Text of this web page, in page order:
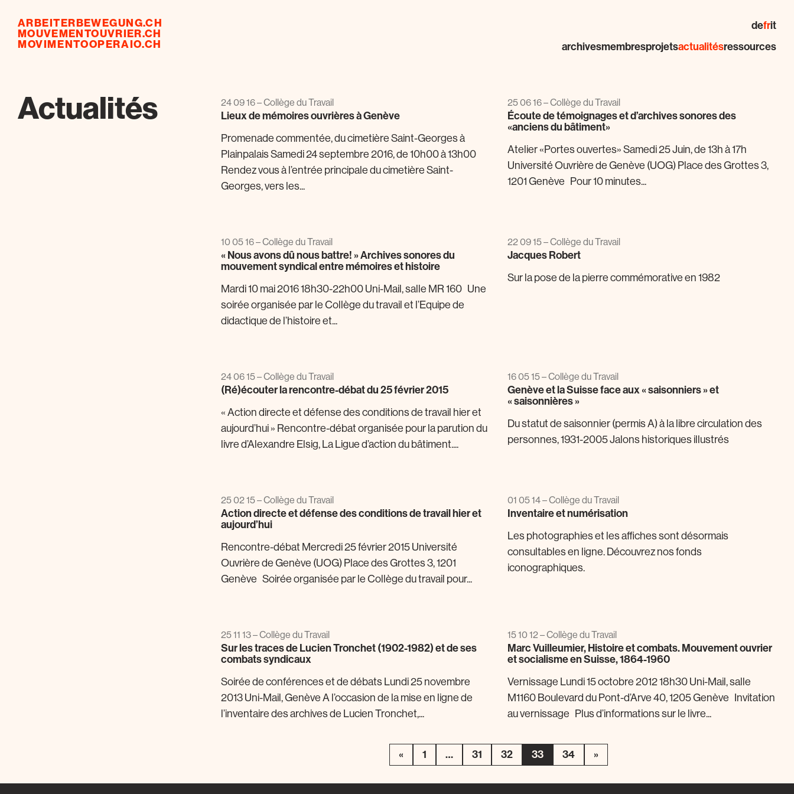
ARBEITERBEWEGUNG.CH
MOUVEMENTOUVRIER.CH
MOVIMENTOOPERAIO.CH
defrit
archivesmembresprojetsactualitésressources
Actualités 24 09 16 – Collège du Travail
Lieux de mémoires ouvrières à Genève
Promenade commentée, du cimetière Saint-Georges à
Plainpalais Samedi 24 septembre 2016, de 10h00 à 13h00
Rendez vous à l’entrée principale du cimetière Saint-
Georges, vers les...
25 06 16 – Collège du Travail
Écoute de témoignages et d’archives sonores des
«anciens du bâtiment»
Atelier «Portes ouvertes» Samedi 25 Juin, de 13h à 17h
Université Ouvrière de Genève (UOG) Place des Grottes 3,
1201 Genève Pour 10 minutes...
10 05 16 – Collège du Travail
« Nous avons dû nous battre! » Archives sonores du
mouvement syndical entre mémoires et histoire
Mardi 10 mai 2016 18h30-22h00 Uni-Mail, salle MR 160 Une
soirée organisée par le Collège du travail et l’Equipe de
didactique de l’histoire et...
22 09 15 – Collège du Travail
Jacques Robert
Sur la pose de la pierre commémorative en 1982
24 06 15 – Collège du Travail
(Ré)écouter la rencontre-débat du 25 février 2015
« Action directe et défense des conditions de travail hier et
aujourd’hui » Rencontre-débat organisée pour la parution du
livre d’Alexandre Elsig, La Ligue d’action du bâtiment....
16 05 15 – Collège du Travail
Genève et la Suisse face aux « saisonniers » et
« saisonnières »
Du statut de saisonnier (permis A) à la libre circulation des
personnes, 1931-2005 Jalons historiques illustrés
25 02 15 – Collège du Travail
Action directe et défense des conditions de travail hier et
aujourd’hui
Rencontre-débat Mercredi 25 février 2015 Université
Ouvrière de Genève (UOG) Place des Grottes 3, 1201
Genève Soirée organisée par le Collège du travail pour...
01 05 14 – Collège du Travail
Inventaire et numérisation
Les photographies et les affiches sont désormais
consultables en ligne. Découvrez nos fonds
iconographiques.
25 11 13 – Collège du Travail
Sur les traces de Lucien Tronchet (1902-1982) et de ses
combats syndicaux
Soirée de conférences et de débats Lundi 25 novembre
2013 Uni-Mail, Genève A l’occasion de la mise en ligne de
l’inventaire des archives de Lucien Tronchet,...
15 10 12 – Collège du Travail
Marc Vuilleumier, Histoire et combats. Mouvement ouvrier
et socialisme en Suisse, 1864-1960
Vernissage Lundi 15 octobre 2012 18h30 Uni-Mail, salle
M1160 Boulevard du Pont-d’Arve 40, 1205 Genève Invitation
au vernissage Plus d’informations sur le livre...
« 1 … 31 32 33 34 »